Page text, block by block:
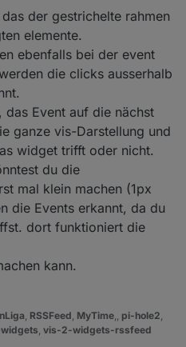
der gestrichelte rahmen
elemente.
ebenfalls bei der event
die clicks ausserhalb
Event auf die nächst
ganze vis-Darstellung und
widget trifft oder nicht.
du die
mal klein machen (1px
die Events erkannt, da du
dort funktioniert die
kann.
RSSFeed MyTime pi-hole2
vis-2-widgets-rssfeed